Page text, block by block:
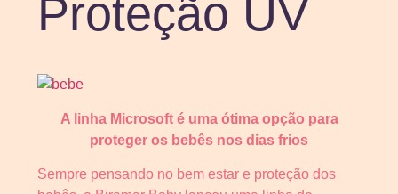
Proteção UV
A linha Microsoft é uma ótima opção para
proteger os bebês nos dias frios
Sempre pensando no bem estar e proteção dos